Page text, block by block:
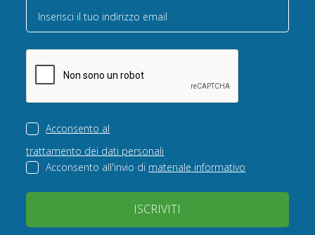
Inserisci il tuo indirizzo email
Acconsento al
trattamento dei dati personali
Acconsento all'invio di materiale informativo
ISCRIVITI